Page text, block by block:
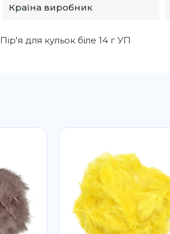
Країна виробник
Пір'я для кульок біле 14 г УП